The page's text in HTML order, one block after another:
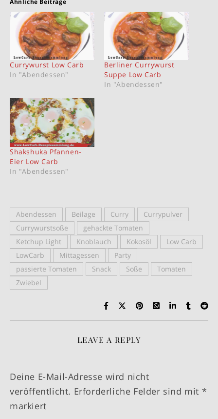
Ähnliche Beiträge
Currywurst Low Carb
In "Abendessen"
Berliner Currywurst
Suppe Low Carb
In "Abendessen"
Shakshuka Pfannen-
Eier Low Carb
In "Abendessen"
Abendessen Beilage Curry
Currypulver
Currywurstsoße
gehackte Tomaten
Ketchup Light
Knoblauch Kokosöl
Low Carb
LowCarb
Mittagessen
Party
passierte Tomaten
Snack Soße
Tomaten
Zwiebel
LEAVE A REPLY
Deine E-Mail-Adresse wird nicht
veröffentlicht. Erforderliche Felder sind mit *
markiert